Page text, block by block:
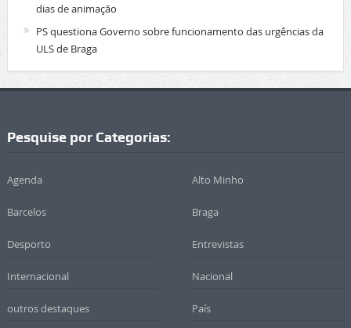
dias de animação
PS questiona Governo sobre funcionamento das urgências da
ULS de Braga
Pesquise por Categorias:
Agenda Alto Minho
Barcelos Braga
Desporto Entrevistas
Internacional Nacional
outros destaques País